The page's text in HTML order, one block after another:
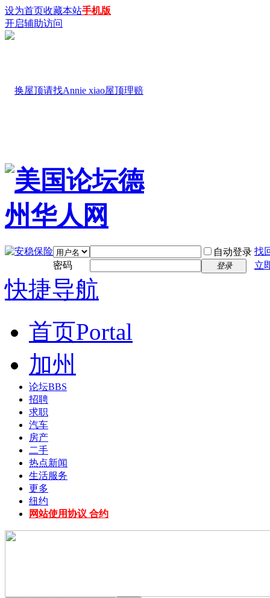
设为首页收藏本站手机版
开启辅助访问
自动登录 找
密码
登录 立
快捷导航
首页Portal
加州
论坛BBS
招聘
求职
汽车
房产
二手
热点新闻
生活服务
更多
纽约
网站使用协议 合约